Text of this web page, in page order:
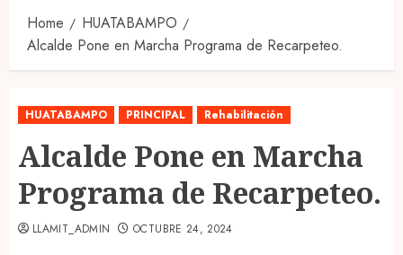
Home
HUATABAMPO
Alcalde Pone en Marcha Programa de Recarpeteo.
HUATABAMPO PRINCIPAL Rehabilitación
Alcalde Pone en Marcha
Programa de Recarpeteo.
LLAMIT_ADMIN OCTUBRE 24, 2024